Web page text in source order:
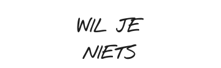
WIL JE
NIETS